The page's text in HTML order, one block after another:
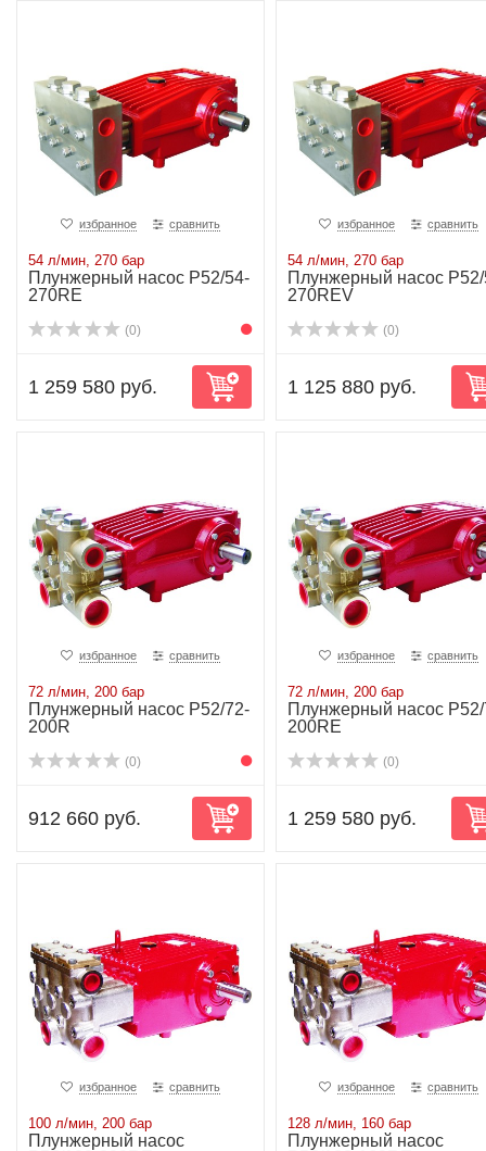
избранное сравнить
54 л/мин, 270 бар
Плунжерный насос P52/54-
270RE
(0)
1 259 580 руб.
избранное сравнить
54 л/мин, 270 бар
Плунжерный насос
270REV
(0)
1 125 880 руб.
избранное сравнить
72 л/мин, 200 бар
Плунжерный насос P52/72-
200R
(0)
912 660 руб.
избранное сравнить
72 л/мин, 200 бар
Плунжерный насос
200RE
(0)
1 259 580 руб.
избранное сравнить
100 л/мин, 200 бар
Плунжерный насос
избранное сравнить
128 л/мин, 160 бар
Плунжерный насос